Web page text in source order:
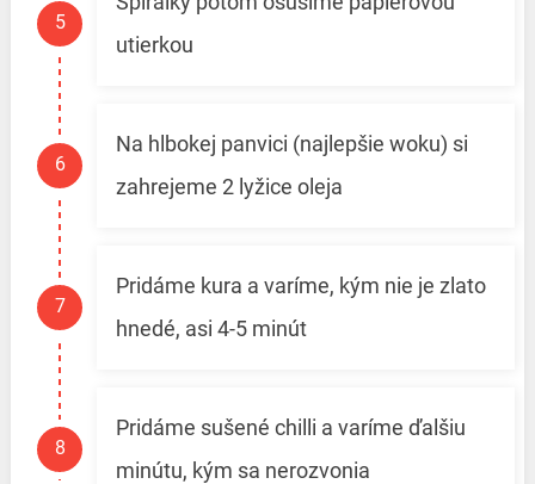
utierkou
Na hlbokej panvici (najlepšie woku) si
zahrejeme 2 lyžice oleja
Pridáme kura a varíme, kým nie je zlato
hnedé, asi 4-5 minút
Pridáme sušené chilli a varíme ďalšiu
minútu, kým sa nerozvonia